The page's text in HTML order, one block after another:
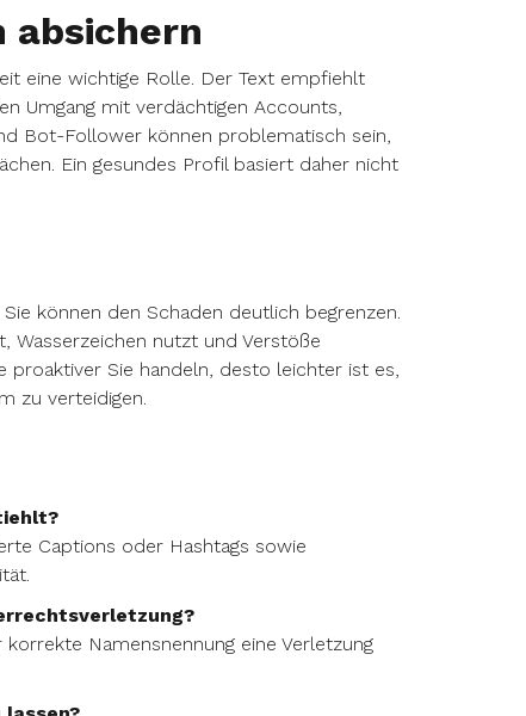
absichern
eine wichtige Rolle. Der Text empfiehlt
Umgang mit verdächtigen Accounts,
Bot-Follower können problematisch sein,
Ein gesundes Profil basiert daher nicht
können den Schaden deutlich begrenzen.
Wasserzeichen nutzt und Verstöße
Sie handeln, desto leichter ist es,
zu verteidigen.
Captions oder Hashtags sowie
Namensnennung eine Verletzung